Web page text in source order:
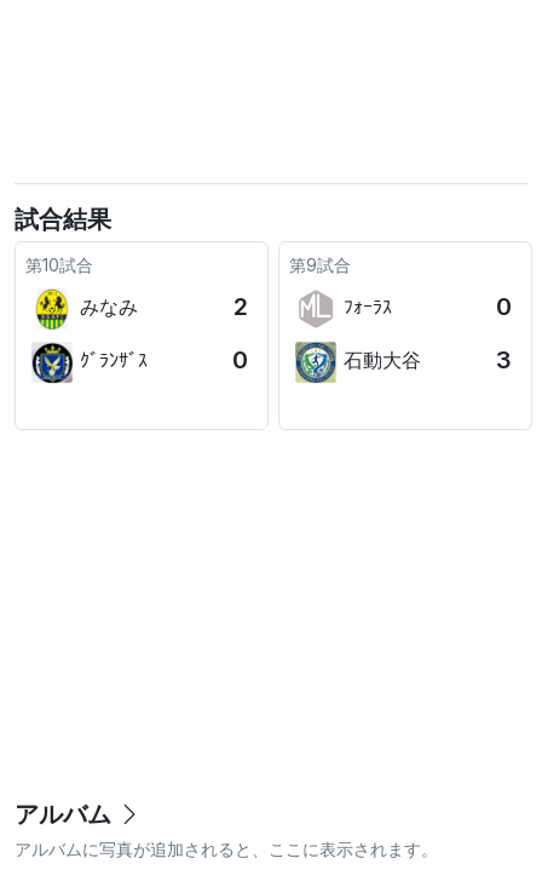
試合結果
第10試合
みなみ 2
ｸﾞﾗﾝｻﾞｽ 0
第9試合
ﾌｫｰﾗｽ 0
石動大谷 3
アルバム
アルバムに写真が追加されると、ここに表示されます。